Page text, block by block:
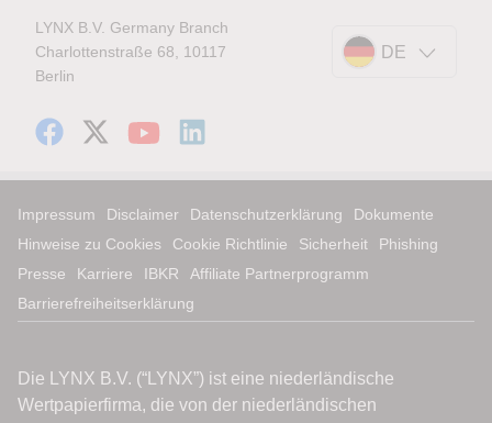
LYNX B.V. Germany Branch
Charlottenstraße 68, 10117
Berlin
DE
Impressum Disclaimer Datenschutzerklärung
Dokumente
Hinweise zu Cookies
Cookie Richtlinie Sicherheit
Phishing
Presse
Karriere IBKR
Affiliate Partnerprogramm
Barrierefreiheitserklärung